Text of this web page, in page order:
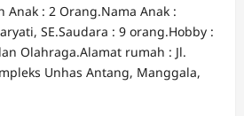
Anak : 2 Orang.Nama Anak :
SE.Saudara : 9 orang.Hobby :
Olahraga.Alamat rumah : Jl.
Unhas Antang, Manggala,